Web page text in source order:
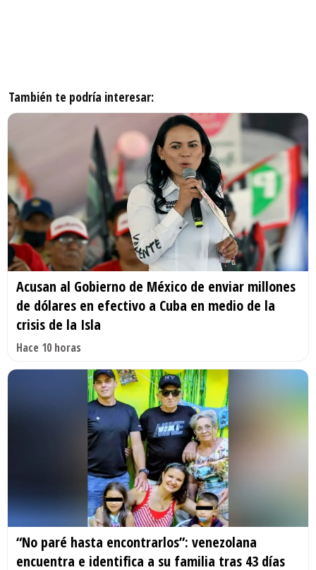
También te podría interesar:
Acusan al Gobierno de México de enviar millones
de dólares en efectivo a Cuba en medio de la
crisis de la Isla
Hace 10 horas
“No paré hasta encontrarlos”: venezolana
encuentra e identifica a su familia tras 43 días